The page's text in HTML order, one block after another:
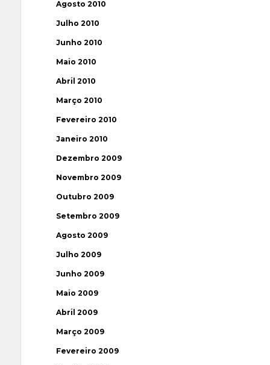
Agosto 2010
Julho 2010
Junho 2010
Maio 2010
Abril 2010
Março 2010
Fevereiro 2010
Janeiro 2010
Dezembro 2009
Novembro 2009
Outubro 2009
Setembro 2009
Agosto 2009
Julho 2009
Junho 2009
Maio 2009
Abril 2009
Março 2009
Fevereiro 2009